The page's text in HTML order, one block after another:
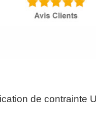
de contrainte